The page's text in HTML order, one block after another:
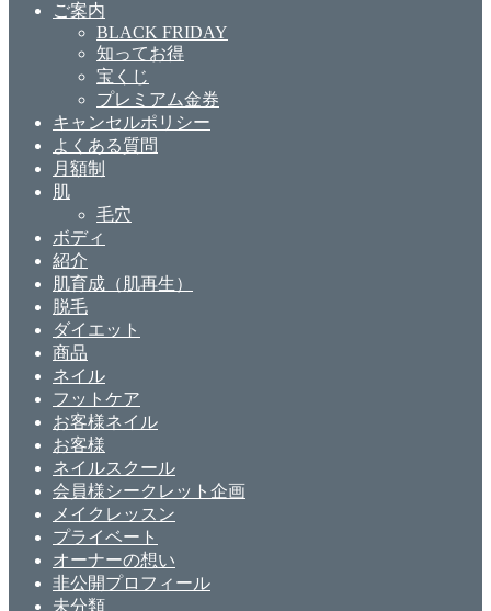
ご案内
BLACK FRIDAY
知ってお得
宝くじ
プレミアム金券
キャンセルポリシー
よくある質問
月額制
肌
毛穴
ボディ
紹介
肌育成（肌再生）
脱毛
ダイエット
商品
ネイル
フットケア
お客様ネイル
お客様
ネイルスクール
会員様シークレット企画
メイクレッスン
プライベート
オーナーの想い
非公開プロフィール
未分類